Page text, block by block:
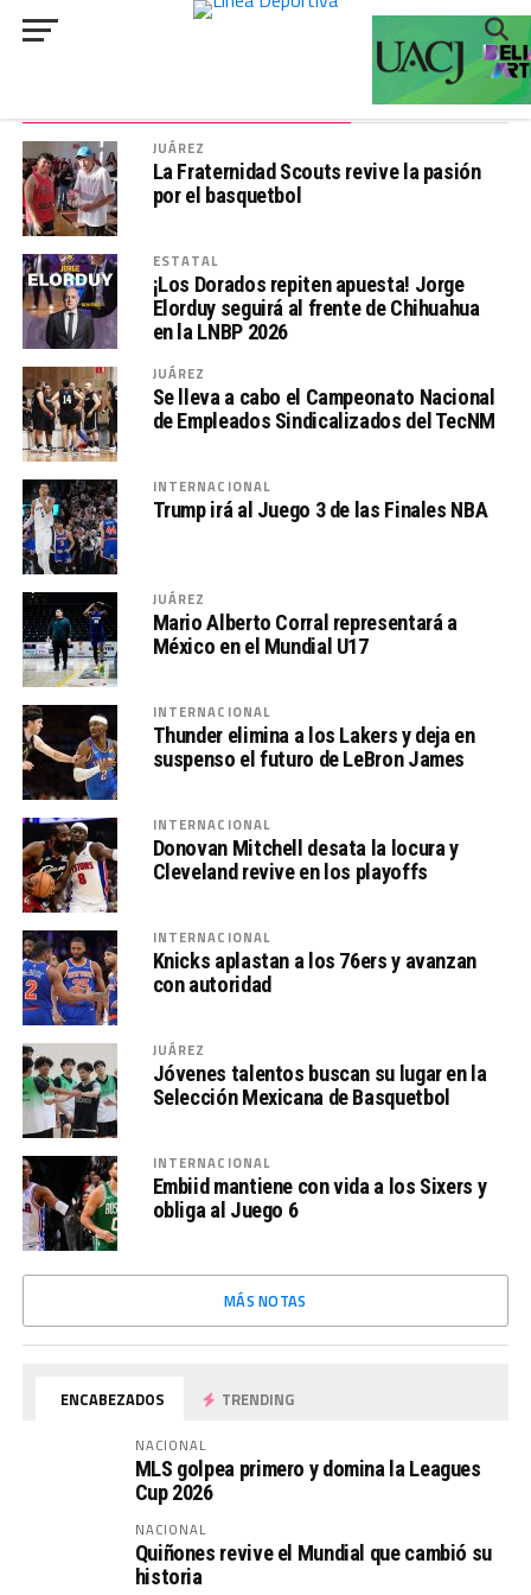
JUÁREZ
La Fraternidad Scouts revive la pasión
por el basquetbol
ESTATAL
¡Los Dorados repiten apuesta! Jorge
Elorduy seguirá al frente de Chihuahua
en la LNBP 2026
JUÁREZ
Se lleva a cabo el Campeonato Nacional
de Empleados Sindicalizados del TecNM
INTERNACIONAL
Trump irá al Juego 3 de las Finales NBA
JUÁREZ
Mario Alberto Corral representará a
México en el Mundial U17
INTERNACIONAL
Thunder elimina a los Lakers y deja en
suspenso el futuro de LeBron James
INTERNACIONAL
Donovan Mitchell desata la locura y
Cleveland revive en los playoffs
INTERNACIONAL
Knicks aplastan a los 76ers y avanzan
con autoridad
JUÁREZ
Jóvenes talentos buscan su lugar en la
Selección Mexicana de Basquetbol
INTERNACIONAL
Embiid mantiene con vida a los Sixers y
obliga al Juego 6
MÁS NOTAS
ENCABEZADOS TRENDING
NACIONAL
MLS golpea primero y domina la Leagues
Cup 2026
NACIONAL
Quiñones revive el Mundial que cambió su
historia